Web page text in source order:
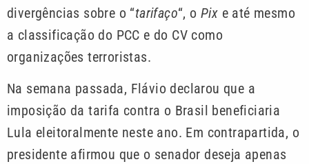
divergências sobre o “tarifaço“, oPix e até mesmo
a classificação do PCC e do CV como
organizações terroristas.
Na semana passada, Flávio declarou que a
imposição da tarifa contra o Brasil beneficiaria
Lula eleitoralmente neste ano. Em contrapartida, o
presidente afirmou que o senador deseja apenas